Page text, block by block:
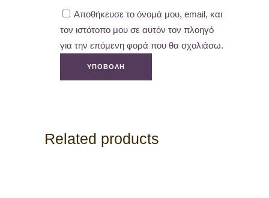
Αποθήκευσε το όνομά μου, email, και
τον ιστότοπο μου σε αυτόν τον πλοηγό
για την επόμενη φορά που θα σχολιάσω.
Related products